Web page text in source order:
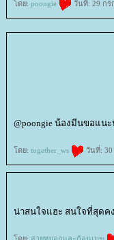
ดย: poongie วันที่: 29 กร
@poongie น้องมีนขอแ
ดย: together_ws วันที่: 30
น่าสนใจแฮะ สนใจที่สุดค